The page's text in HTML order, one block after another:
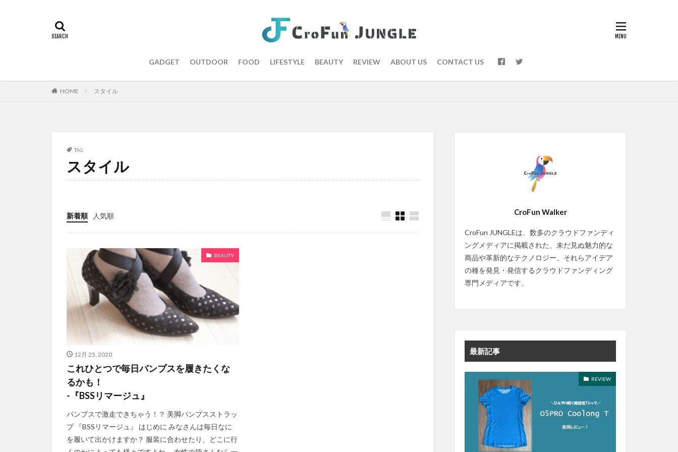
GADGET OUTDOOR FOOD LIFESTYLE BEAUTY REVIEW ABOUT US CONTACT US
HOME スタイル
TAG
スタイル
新着順 人気順
BEAUTY
12月 25, 2020
これひとつで毎日パンプスを履きたくな
るかも！
-『BSSリマージュ』
パンプスで激走できちゃう！？ 美脚パンプスストラッ
プ 『BSSリマージュ』 はじめに みなさんは毎日なに
を履いて出かけますか？ 服装に合わせたり、どこに行
CroFun Walker
CroFun JUNGLEは、数多のクラウドファンディ
ングメディアに掲載された、未だ見ぬ魅力的な
商品や革新的なテクノロジー、それらアイデア
の種を発見・発信するクラウドファンディング
専門メディアです。
最新記事
REVIEW